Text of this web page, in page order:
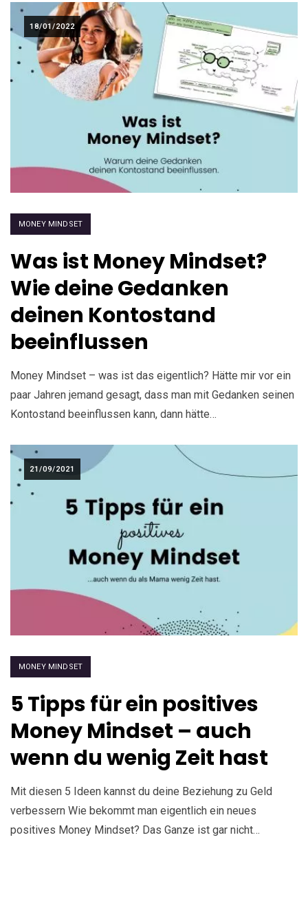
18/01/2022
MONEY MINDSET
Was ist Money Mindset?
Wie deine Gedanken
deinen Kontostand
beeinflussen
Money Mindset – was ist das eigentlich? Hätte mir vor ein
paar Jahren jemand gesagt, dass man mit Gedanken seinen
Kontostand beeinflussen kann, dann hätte…
21/09/2021
MONEY MINDSET
5 Tipps für ein positives
Money Mindset – auch
wenn du wenig Zeit hast
Mit diesen 5 Ideen kannst du deine Beziehung zu Geld
verbessern Wie bekommt man eigentlich ein neues
positives Money Mindset? Das Ganze ist gar nicht…